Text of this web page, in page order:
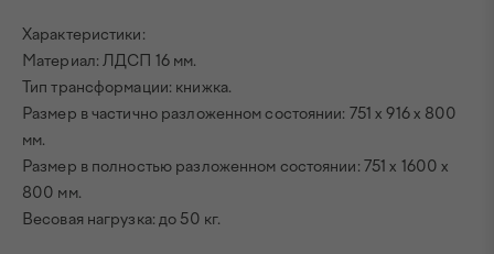
Характеристики:
Материал: ЛДСП 16 мм.
Тип трансформации: книжка.
Размер в частично разложенном состоянии: 751 х 916 х 800
мм.
Размер в полностью разложенном состоянии: 751 х 1600 х
800 мм.
Весовая нагрузка: до 50 кг.